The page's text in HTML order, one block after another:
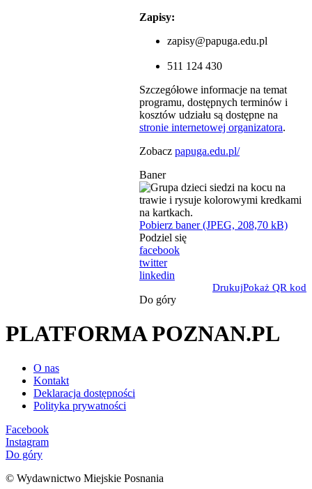
Zapisy:
zapisy@papuga.edu.pl
511 124 430
Szczegółowe informacje na temat
programu, dostępnych terminów i
kosztów udziału są dostępne na
stronie internetowej organizatora.
Zobacz papuga.edu.pl/
Baner
Pobierz baner (JPEG, 208,70 kB)
Podziel się
facebook
twitter
linkedin
DrukujPokaż QR kod
Do góry
PLATFORMA POZNAN.PL
O nas
Kontakt
Deklaracja dostępności
Polityka prywatności
Facebook
Instagram
Do góry
© Wydawnictwo Miejskie Posnania